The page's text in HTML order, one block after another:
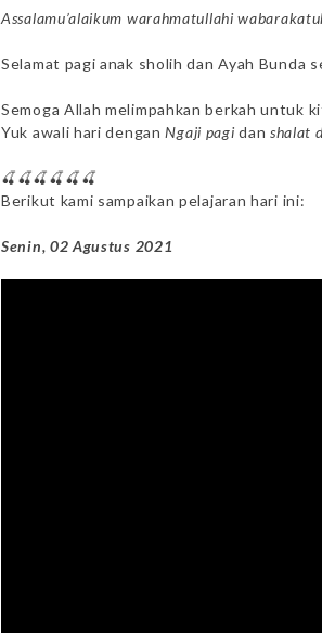
Assalamu’alaikum warahmatullahi
Selamat pagi anak sholih dan Ayah Bunda
Semoga Allah melimpahkan berkah untuk
Yuk awali hari denganNgaji pagi dan shalat
🍒🍒🍒🍒🍒🍒
Berikut kami sampaikan pelajaran hari ini:
Senin, 02 Agustus 2021